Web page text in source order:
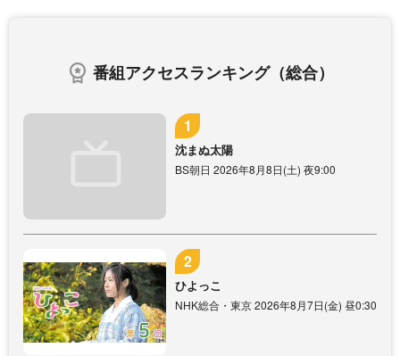
番組アクセスランキング（総合）
沈まぬ太陽
BS朝日 2026年8月8日(土) 夜9:00
ひよっこ
NHK総合・東京 2026年8月7日(金) 昼0:30